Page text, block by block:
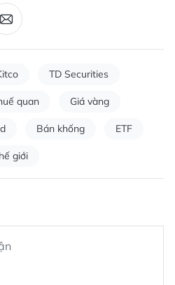
TD Securities
quan Giá vàng
Bán khống ETF
giới